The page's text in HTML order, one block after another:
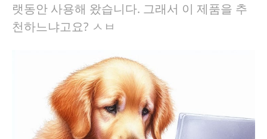
랫동안 사용해 왔습니다. 그래서 이 제품을 추
천하느냐고요? ㅅㅂ